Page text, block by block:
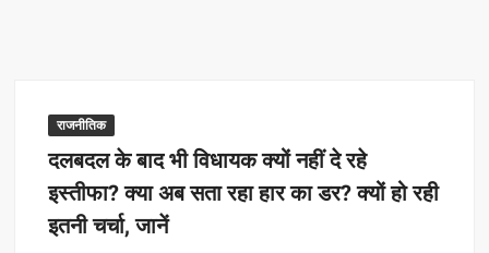
राजनीतिक
दलबदल के बाद भी विधायक क्यों नहीं दे रहे
इस्तीफा? क्या अब सता रहा हार का डर? क्यों हो रही
इतनी चर्चा, जानें